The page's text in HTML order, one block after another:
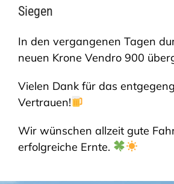
Siegen
In den vergangenen Tagen
neuen Krone Vendro 900
Vielen Dank für das
Vertrauen!
Wir wünschen allzeit gute
erfolgreiche Ernte.